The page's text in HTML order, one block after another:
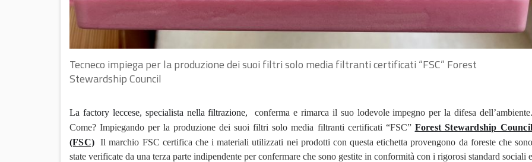
Tecneco impiega per la produzione dei suoi filtri solo media filtranti certificati “FSC” Forest
Stewardship Council
La factory leccese, specialista nella filtrazione, conferma e rimarca il suo lodevole impegno per la difesa dell’ambiente.
Come? Impiegando per la produzione dei suoi filtri solo media filtranti certificati “FSC” Forest Stewardship Council
(FSC) Il marchio FSC certifica che i materiali utilizzati nei prodotti con questa etichetta provengono da foreste che sono
state verificate da una terza parte indipendente per confermare che sono gestite in conformità con i rigorosi standard sociali e